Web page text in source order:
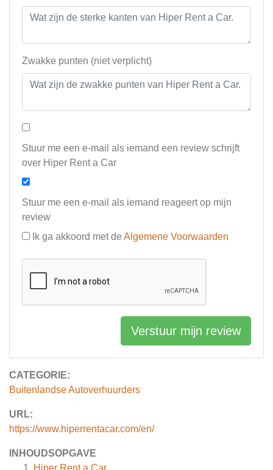
CATEGORIE:
Buitenlandse Autoverhuurders
URL:
https://www.hiperrentacar.com/en/
INHOUDSOPGAVE
Zwakke punten (niet verplicht)
Stuur me een e-mail als iemand een review schrijft
over Hiper Rent a Car
Stuur me een e-mail als iemand reageert op mijn
review
Ik ga akkoord met de Algemene Voorwaarden
Verstuur mijn review